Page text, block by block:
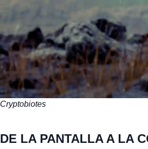
Cryptobiotes
DE LA PANTALLA A LA